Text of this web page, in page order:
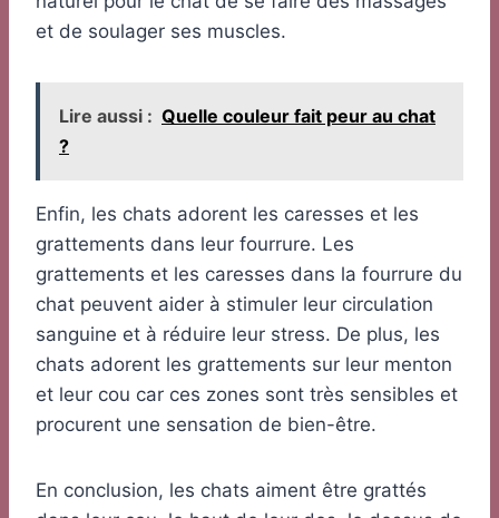
et de soulager ses muscles.
Lire aussi : Quelle couleur fait peur au chat
?
Enfin, les chats adorent les caresses et les
grattements dans leur fourrure. Les
grattements et les caresses dans la fourrure du
chat peuvent aider à stimuler leur circulation
sanguine et à réduire leur stress. De plus, les
chats adorent les grattements sur leur menton
et leur cou car ces zones sont très sensibles et
procurent une sensation de bien-être.
En conclusion, les chats aiment être grattés